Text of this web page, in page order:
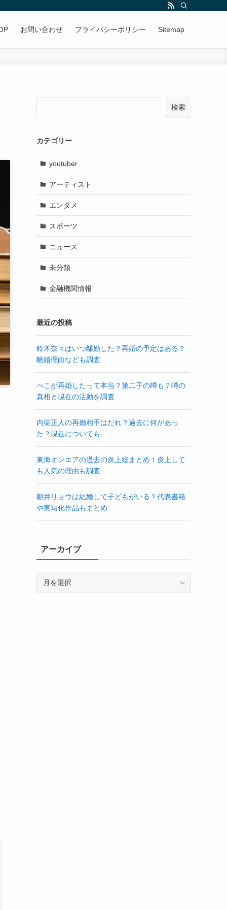
お問い合わせ プライバシーポリシー Sitemap
検索
カテゴリー
youtuber
アーティスト
エンタメ
スポーツ
ニュース
未分類
金融機関情報
最近の投稿
鈴木奈々はいつ離婚した？再婚の予定はある？
離婚理由なども調査
ぺこが再婚したって本当？第二子の噂も？噂の
真相と現在の活動を調査
内柴正人の再婚相手はだれ？過去に何があっ
た？現在についても
東海オンエアの過去の炎上総まとめ！炎上して
も人気の理由も調査
朝井リョウは結婚して子どもがいる？代表書籍
や実写化作品もまとめ
アーカイブ